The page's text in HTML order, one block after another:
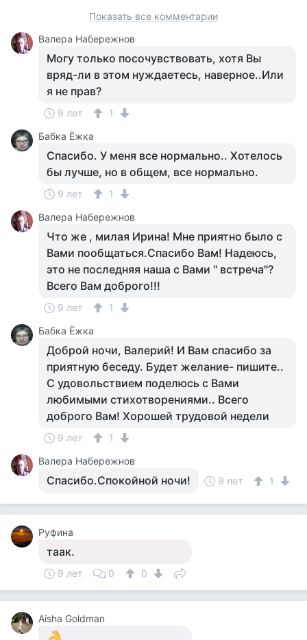
Показать все комментарии
Валера Набережнов
Могу только посочувствовать, хотя Вы
вряд-ли в этом нуждаетесь, наверное..Или
я не прав?
9 лет
1
Бабка Ёжка
Спасибо. У меня все нормально.. Хотелось
бы лучше, но в общем, все нормально.
9 лет
1
Валера Набережнов
Что же , милая Ирина! Мне приятно было с
Вами пообщаться.Спасибо Вам! Надеюсь,
это не последняя наша с Вами " встреча"?
Всего Вам доброго!!!
9 лет
1
Бабка Ёжка
Доброй ночи, Валерий! И Вам спасибо за
приятную беседу. Будет желание- пишите..
С удовольствием поделюсь с Вами
любимыми стихотворениями.. Всего
доброго Вам! Хорошей трудовой недели
9 лет
1
Валера Набережнов
Спасибо.Спокойной ночи! 9 лет 1
Руфина
таак.
9 лет 0 0
Aisha Goldman